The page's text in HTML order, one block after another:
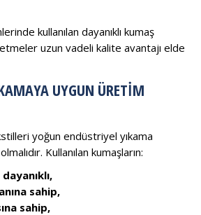
kullanılan dayanıklı kumaş
uzun vadeli kalite avantajı elde
UYGUN ÜRETIM
yoğun endüstriyel yıkama
Kullanılan kumaşların:
sahip,
sahip,